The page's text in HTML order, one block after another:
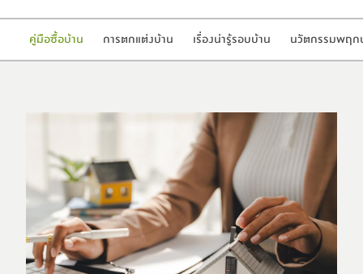
คู่มือซื้อบ้าน การตกแต่งบ้าน เรื่องน่ารู้รอบบ้าน นวัตกรรมพฤก